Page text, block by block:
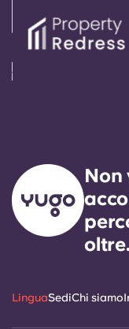
Accedi
Non
LinguaSediChi siamo